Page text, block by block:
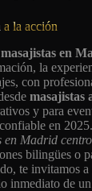
a la acción
en
la
con
masajistas
y para
en
en Madrid centro
bilingües o
te invitamos a
inmediato de